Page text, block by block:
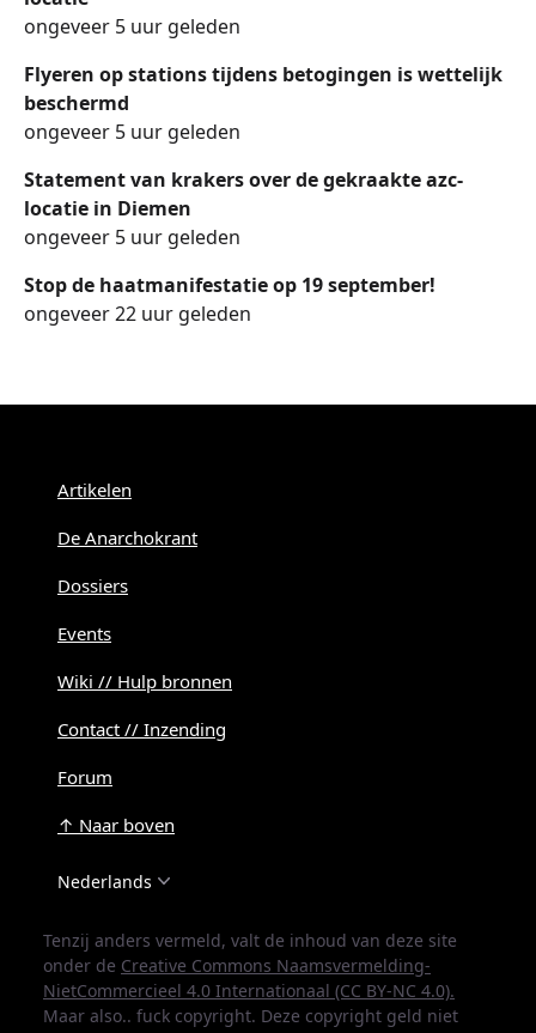
ongeveer 5 uur geleden
Flyeren op stations tijdens betogingen is wettelijk
beschermd
ongeveer 5 uur geleden
Statement van krakers over de gekraakte azc-
locatie in Diemen
ongeveer 5 uur geleden
Stop de haatmanifestatie op 19 september!
ongeveer 22 uur geleden
Artikelen
De Anarchokrant
Dossiers
Events
Wiki // Hulp bronnen
Contact // Inzending
Forum
↑ Naar boven
Nederlands
Tenzij anders vermeld, valt de inhoud van deze site
onder de Creative Commons Naamsvermelding-
NietCommercieel 4.0 Internationaal (CC BY-NC 4.0).
Maar also.. fuck copyright. Deze copyright geld niet